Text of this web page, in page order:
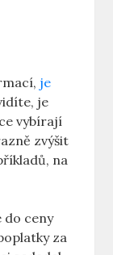
je
je
vybírají
zvýšit
na
do ceny
za